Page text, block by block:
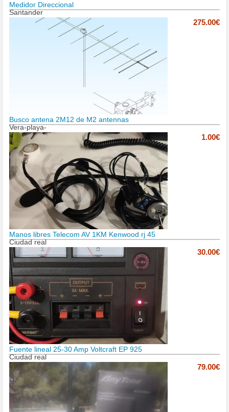
Medidor Direccional
Santander
275.00€
Busco antena 2M12 de M2 antennas
Vera-playa-
1.00€
Manos libres Telecom AV 1KM Kenwood rj 45
Ciudad real
30.00€
Fuente lineal 25-30 Amp Voltcraft EP 925
Ciudad real
79.00€